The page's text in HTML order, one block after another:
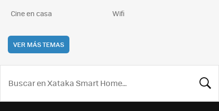
Cine en casa
Wifi
VER MÁS TEMAS